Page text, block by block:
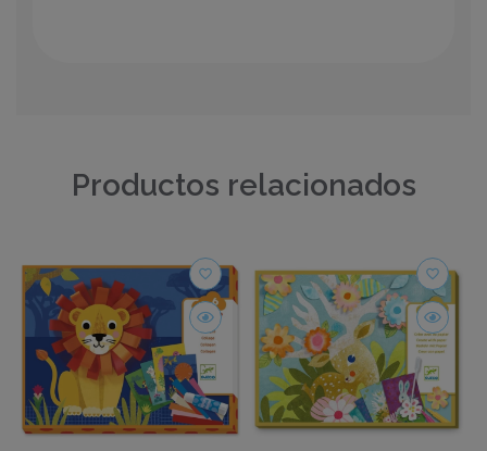
Productos relacionados
favorite_border favorite_border